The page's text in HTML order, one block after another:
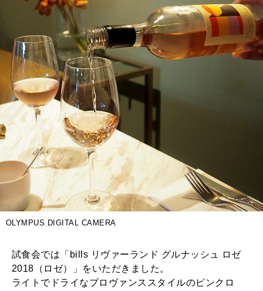
OLYMPUS DIGITAL CAMERA
試食会では「bills リヴァーランド グルナッシュ ロゼ
2018（ロゼ）」をいただきました。
ライトでドライなプロヴァンススタイルのピンクロ